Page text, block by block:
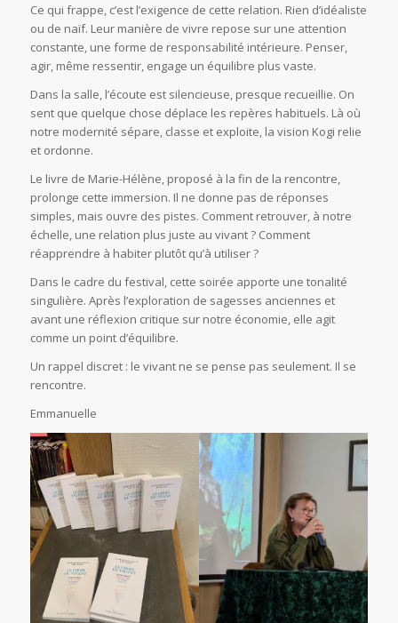
Ce qui frappe, c’est l’exigence de cette relation. Rien d’idéaliste
ou de naïf. Leur manière de vivre repose sur une attention
constante, une forme de responsabilité intérieure. Penser,
agir, même ressentir, engage un équilibre plus vaste.
Dans la salle, l’écoute est silencieuse, presque recueillie. On
sent que quelque chose déplace les repères habituels. Là où
notre modernité sépare, classe et exploite, la vision Kogi relie
et ordonne.
Le livre de Marie-Hélène, proposé à la fin de la rencontre,
prolonge cette immersion. Il ne donne pas de réponses
simples, mais ouvre des pistes. Comment retrouver, à notre
échelle, une relation plus juste au vivant ? Comment
réapprendre à habiter plutôt qu’à utiliser ?
Dans le cadre du festival, cette soirée apporte une tonalité
singulière. Après l’exploration de sagesses anciennes et
avant une réflexion critique sur notre économie, elle agit
comme un point d’équilibre.
Un rappel discret : le vivant ne se pense pas seulement. Il se
rencontre.
Emmanuelle